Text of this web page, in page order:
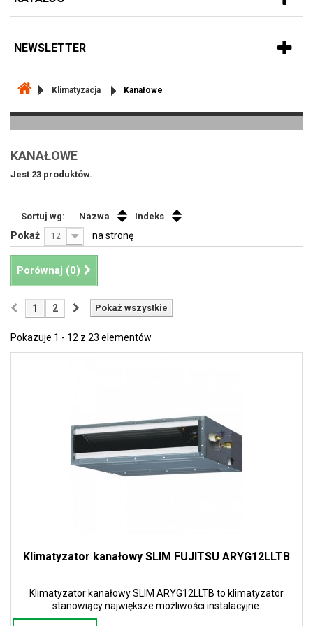
NEWSLETTER
Klimatyzacja Kanałowe
KANAŁOWE
Jest 23 produktów.
Sortuj wg: Nazwa Indeks
Pokaż 12 na stronę
Porównaj (0)
Pokaż wszystkie
1 2
Pokazuje 1 - 12 z 23 elementów
Klimatyzator kanałowy SLIM FUJITSU ARYG12LLTB
Klimatyzator kanałowy SLIM ARYG12LLTB to klimatyzator
stanowiący największe możliwości instalacyjne.